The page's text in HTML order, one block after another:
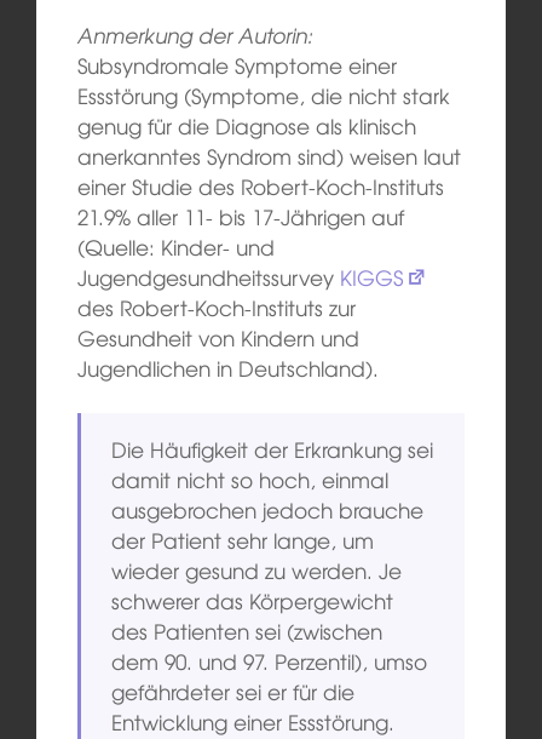
Anmerkung der Autorin:
Subsyndromale Symptome einer
Essstörung (Symptome, die nicht stark
genug für die Diagnose als klinisch
anerkanntes Syndrom sind) weisen laut
einer Studie des Robert-Koch-Instituts
21.9% aller 11- bis 17-Jährigen auf
(Quelle: Kinder- und
Jugendgesundheitssurvey KIGGS
des Robert-Koch-Instituts zur
Gesundheit von Kindern und
Jugendlichen in Deutschland).
Die Häufigkeit der Erkrankung sei
damit nicht so hoch, einmal
ausgebrochen jedoch brauche
der Patient sehr lange, um
wieder gesund zu werden. Je
schwerer das Körpergewicht
des Patienten sei (zwischen
dem 90. und 97. Perzentil), umso
gefährdeter sei er für die
Entwicklung einer Essstörung.